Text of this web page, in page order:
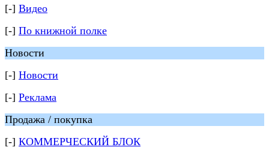
[-] Видео
[-] По книжной полке
Новости
[-] Новости
[-] Реклама
Продажа / покупка
[-] КОММЕРЧЕСКИЙ БЛОК